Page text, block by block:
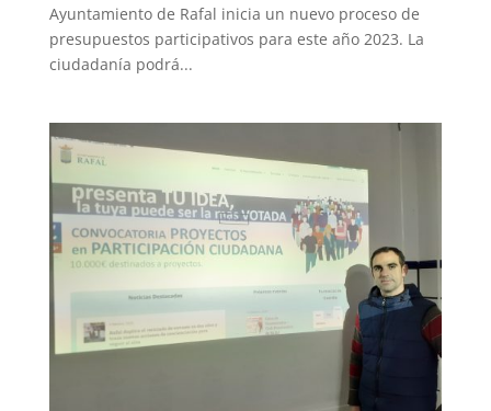
Ayuntamiento de Rafal inicia un nuevo proceso de
presupuestos participativos para este año 2023. La
ciudadanía podrá...